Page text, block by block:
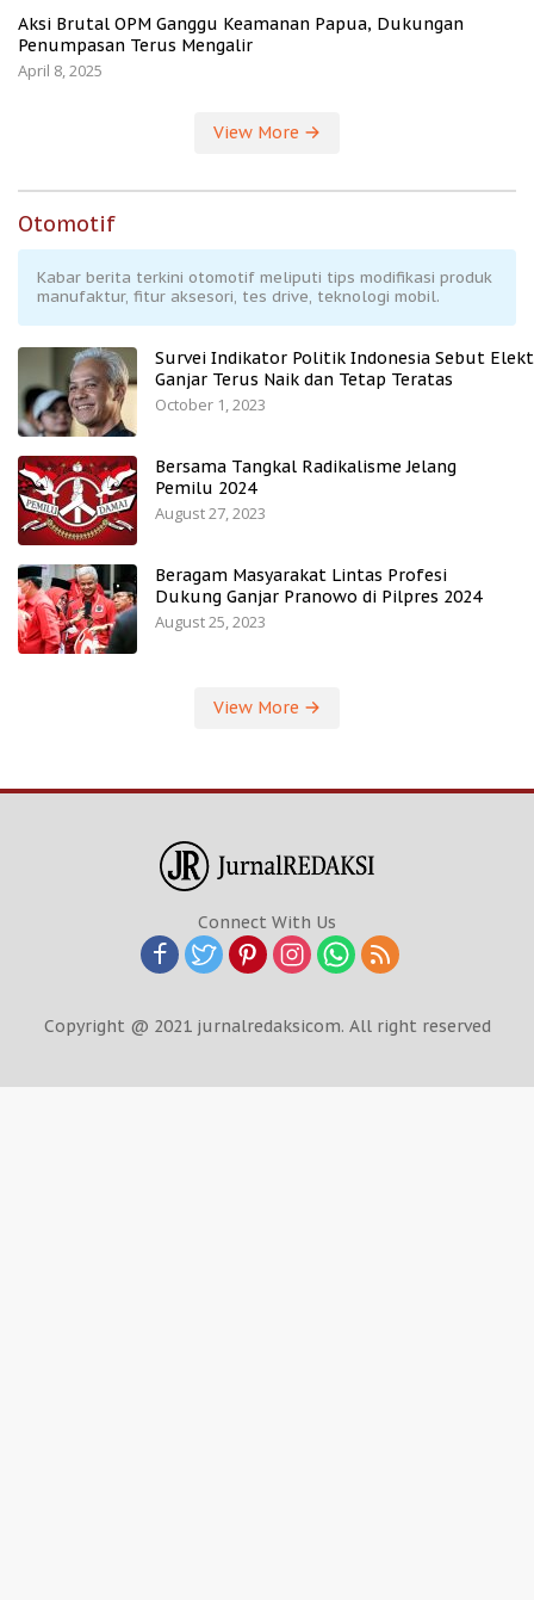
Aksi Brutal OPM Ganggu Keamanan Papua, Dukungan
Penumpasan Terus Mengalir
April 8, 2025
View More
Otomotif
Kabar berita terkini otomotif meliputi tips modifikasi produk
manufaktur, fitur aksesori, tes drive, teknologi mobil.
Survei Indikator Politik Indonesia Sebut
Ganjar Terus Naik dan Tetap Teratas
October 1, 2023
Bersama Tangkal Radikalisme Jelang
Pemilu 2024
August 27, 2023
Beragam Masyarakat Lintas Profesi
Dukung Ganjar Pranowo di Pilpres 2024
August 25, 2023
View More
Connect With Us
Copyright @ 2021 jurnalredaksicom. All right reserved